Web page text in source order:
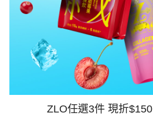
ZLO任選3件 現折$150